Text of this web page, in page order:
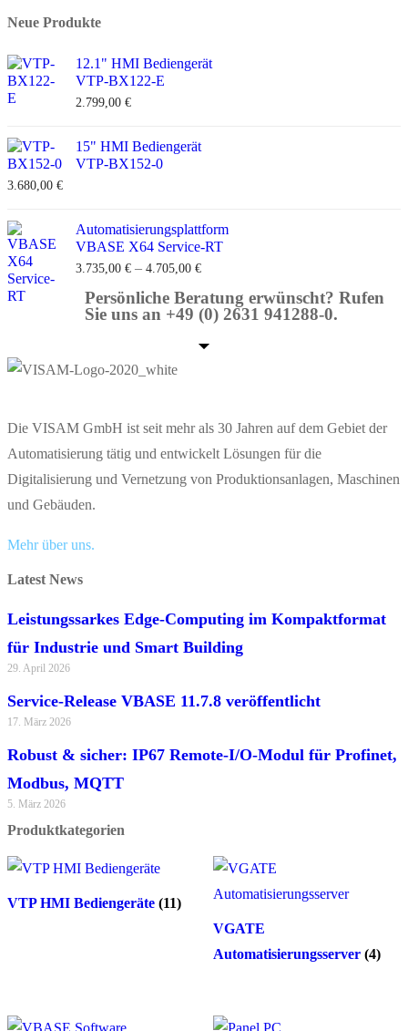
Neue Produkte
12.1" HMI Bediengerät
VTP-BX122-E
2.799,00 €
15" HMI Bediengerät
VTP-BX152-0
3.680,00 €
Automatisierungsplattform
VBASE X64 Service-RT
3.735,00 € – 4.705,00 €
Persönliche Beratung erwünscht? Rufen
Sie uns an +49 (0) 2631 941288-0.
Die VISAM GmbH ist seit mehr als 30 Jahren auf dem Gebiet der
Automatisierung tätig und entwickelt Lösungen für die
Digitalisierung und Vernetzung von Produktionsanlagen, Maschinen
und Gebäuden.
Mehr über uns.
Latest News
Leistungssarkes Edge-Computing im Kompaktformat
für Industrie und Smart Building
29. April 2026
Service-Release VBASE 11.7.8 veröffentlicht
17. März 2026
Robust & sicher: IP67 Remote-I/O-Modul für Profinet,
Modbus, MQTT
5. März 2026
Produktkategorien
VTP HMI Bediengeräte (11)
VGATE
Automatisierungsserver (4)